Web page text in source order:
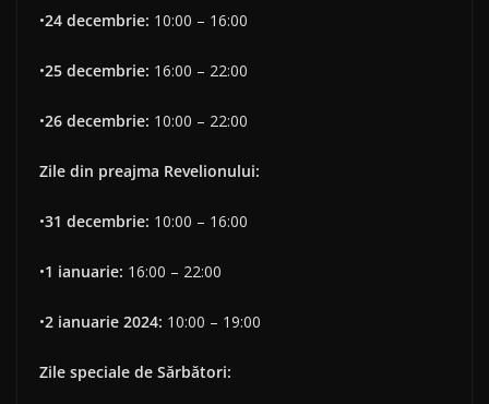
•24 decembrie: 10:00 – 16:00
•25 decembrie: 16:00 – 22:00
•26 decembrie: 10:00 – 22:00
Zile din preajma Revelionului:
•31 decembrie: 10:00 – 16:00
•1 ianuarie: 16:00 – 22:00
•2 ianuarie 2024: 10:00 – 19:00
Zile speciale de Sărbători: